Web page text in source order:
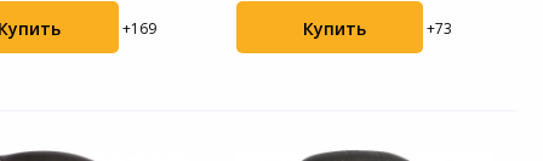
Купить +169 Купить +73